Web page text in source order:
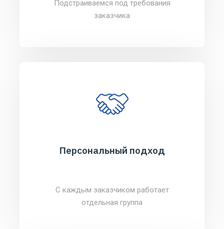
Подстраиваемся под требования
заказчика
Персональный подход
С каждым заказчиком работает
отдельная группа